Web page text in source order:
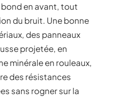
en avant, tout
du bruit. Une bonne
des panneaux
projetée, en
minérale en rouleaux,
des résistances
sans rogner sur la